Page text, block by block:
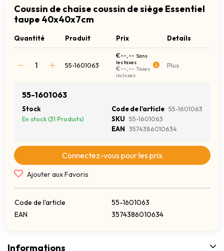
Coussin de chaise coussin de siège Essentiel
taupe 40x40x7cm
Quantité Produit Prix Details
55-1601063
€--,-- Sans
les taxes
€--,-- Taxes
incluses
Plus
55-1601063
Stock
En stock (31 Produits)
Code de l'article 55-1601063
SKU 55-1601063
EAN 3574386010634
Connectez-vous pour les prix
Ajouter aux Favoris
Code de l'article
55-1601063
EAN
3574386010634
Informations